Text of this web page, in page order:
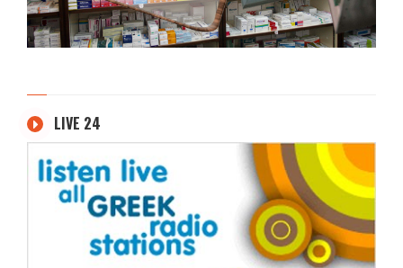
LIVE 24